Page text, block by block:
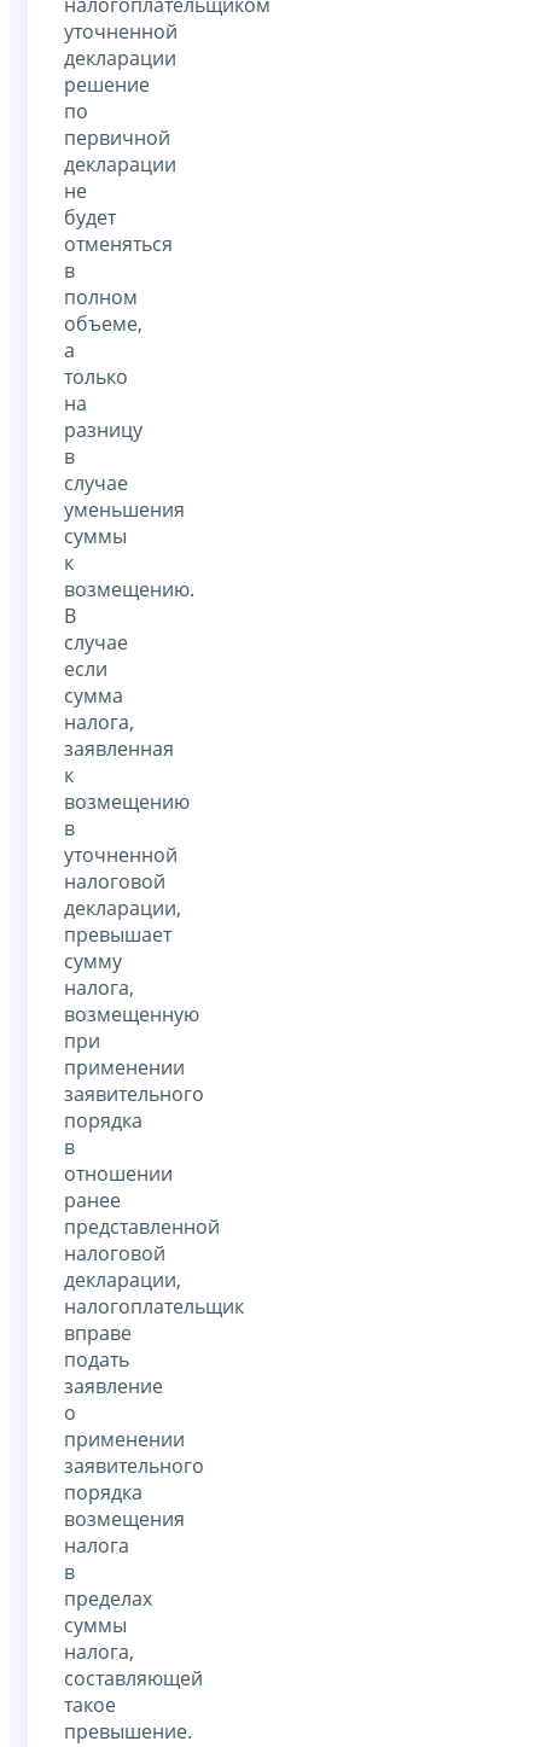
уточненной
декларации
решение
по
первичной
декларации
не
будет
отменяться
в
полном
объеме,
а
только
на
разницу
в
случае
уменьшения
суммы
к
возмещению.
В
случае
если
сумма
налога,
заявленная
к
возмещению
в
уточненной
налоговой
декларации,
превышает
сумму
налога,
возмещенную
при
применении
заявительного
порядка
в
отношении
ранее
представленной
налоговой
декларации,
налогоплательщик
вправе
подать
заявление
о
применении
заявительного
порядка
возмещения
налога
в
пределах
суммы
налога,
составляющей
такое
превышение.